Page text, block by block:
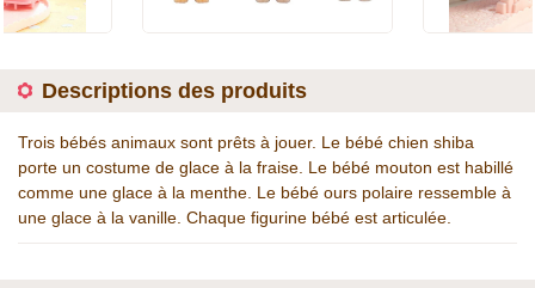
Descriptions des produits
Trois bébés animaux sont prêts à jouer. Le bébé chien shiba
porte un costume de glace à la fraise. Le bébé mouton est habillé
comme une glace à la menthe. Le bébé ours polaire ressemble à
une glace à la vanille. Chaque figurine bébé est articulée.